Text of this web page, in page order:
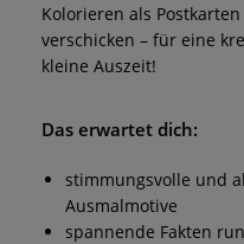
Kolorieren als
verschicken – für eine
kleine Auszeit!
Das erwartet dich:
stimmungsvolle und
Ausmalmotive
spannende Fakten